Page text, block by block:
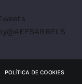
POLÍTICA DE COOKIES